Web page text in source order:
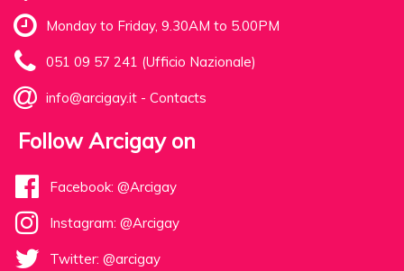
Monday to Friday, 9.30AM to 5.00PM
051 09 57 241 (Ufficio Nazionale)
info@arcigay.it - Contacts
Follow Arcigay on
Facebook: @Arcigay
Instagram: @Arcigay
Twitter: @arcigay